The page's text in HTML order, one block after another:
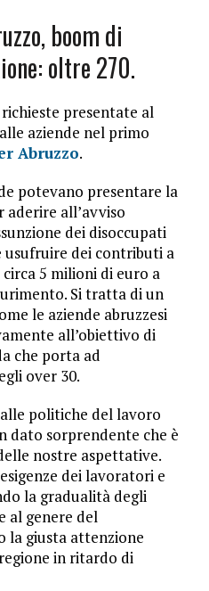
boom di
oltre 270.
presentate al
aziende nel primo
Abruzzo.
potevano presentare la
all’avviso
dei disoccupati
usufruire dei contributi a
5 milioni di euro a
Si tratta di un
le aziende abruzzesi
all’obiettivo di
che porta ad
over 30.
politiche del lavoro
dato sorprendente che è
nostre aspettative.
dei lavoratori e
la gradualità degli
al genere del
la giusta attenzione
in ritardo di